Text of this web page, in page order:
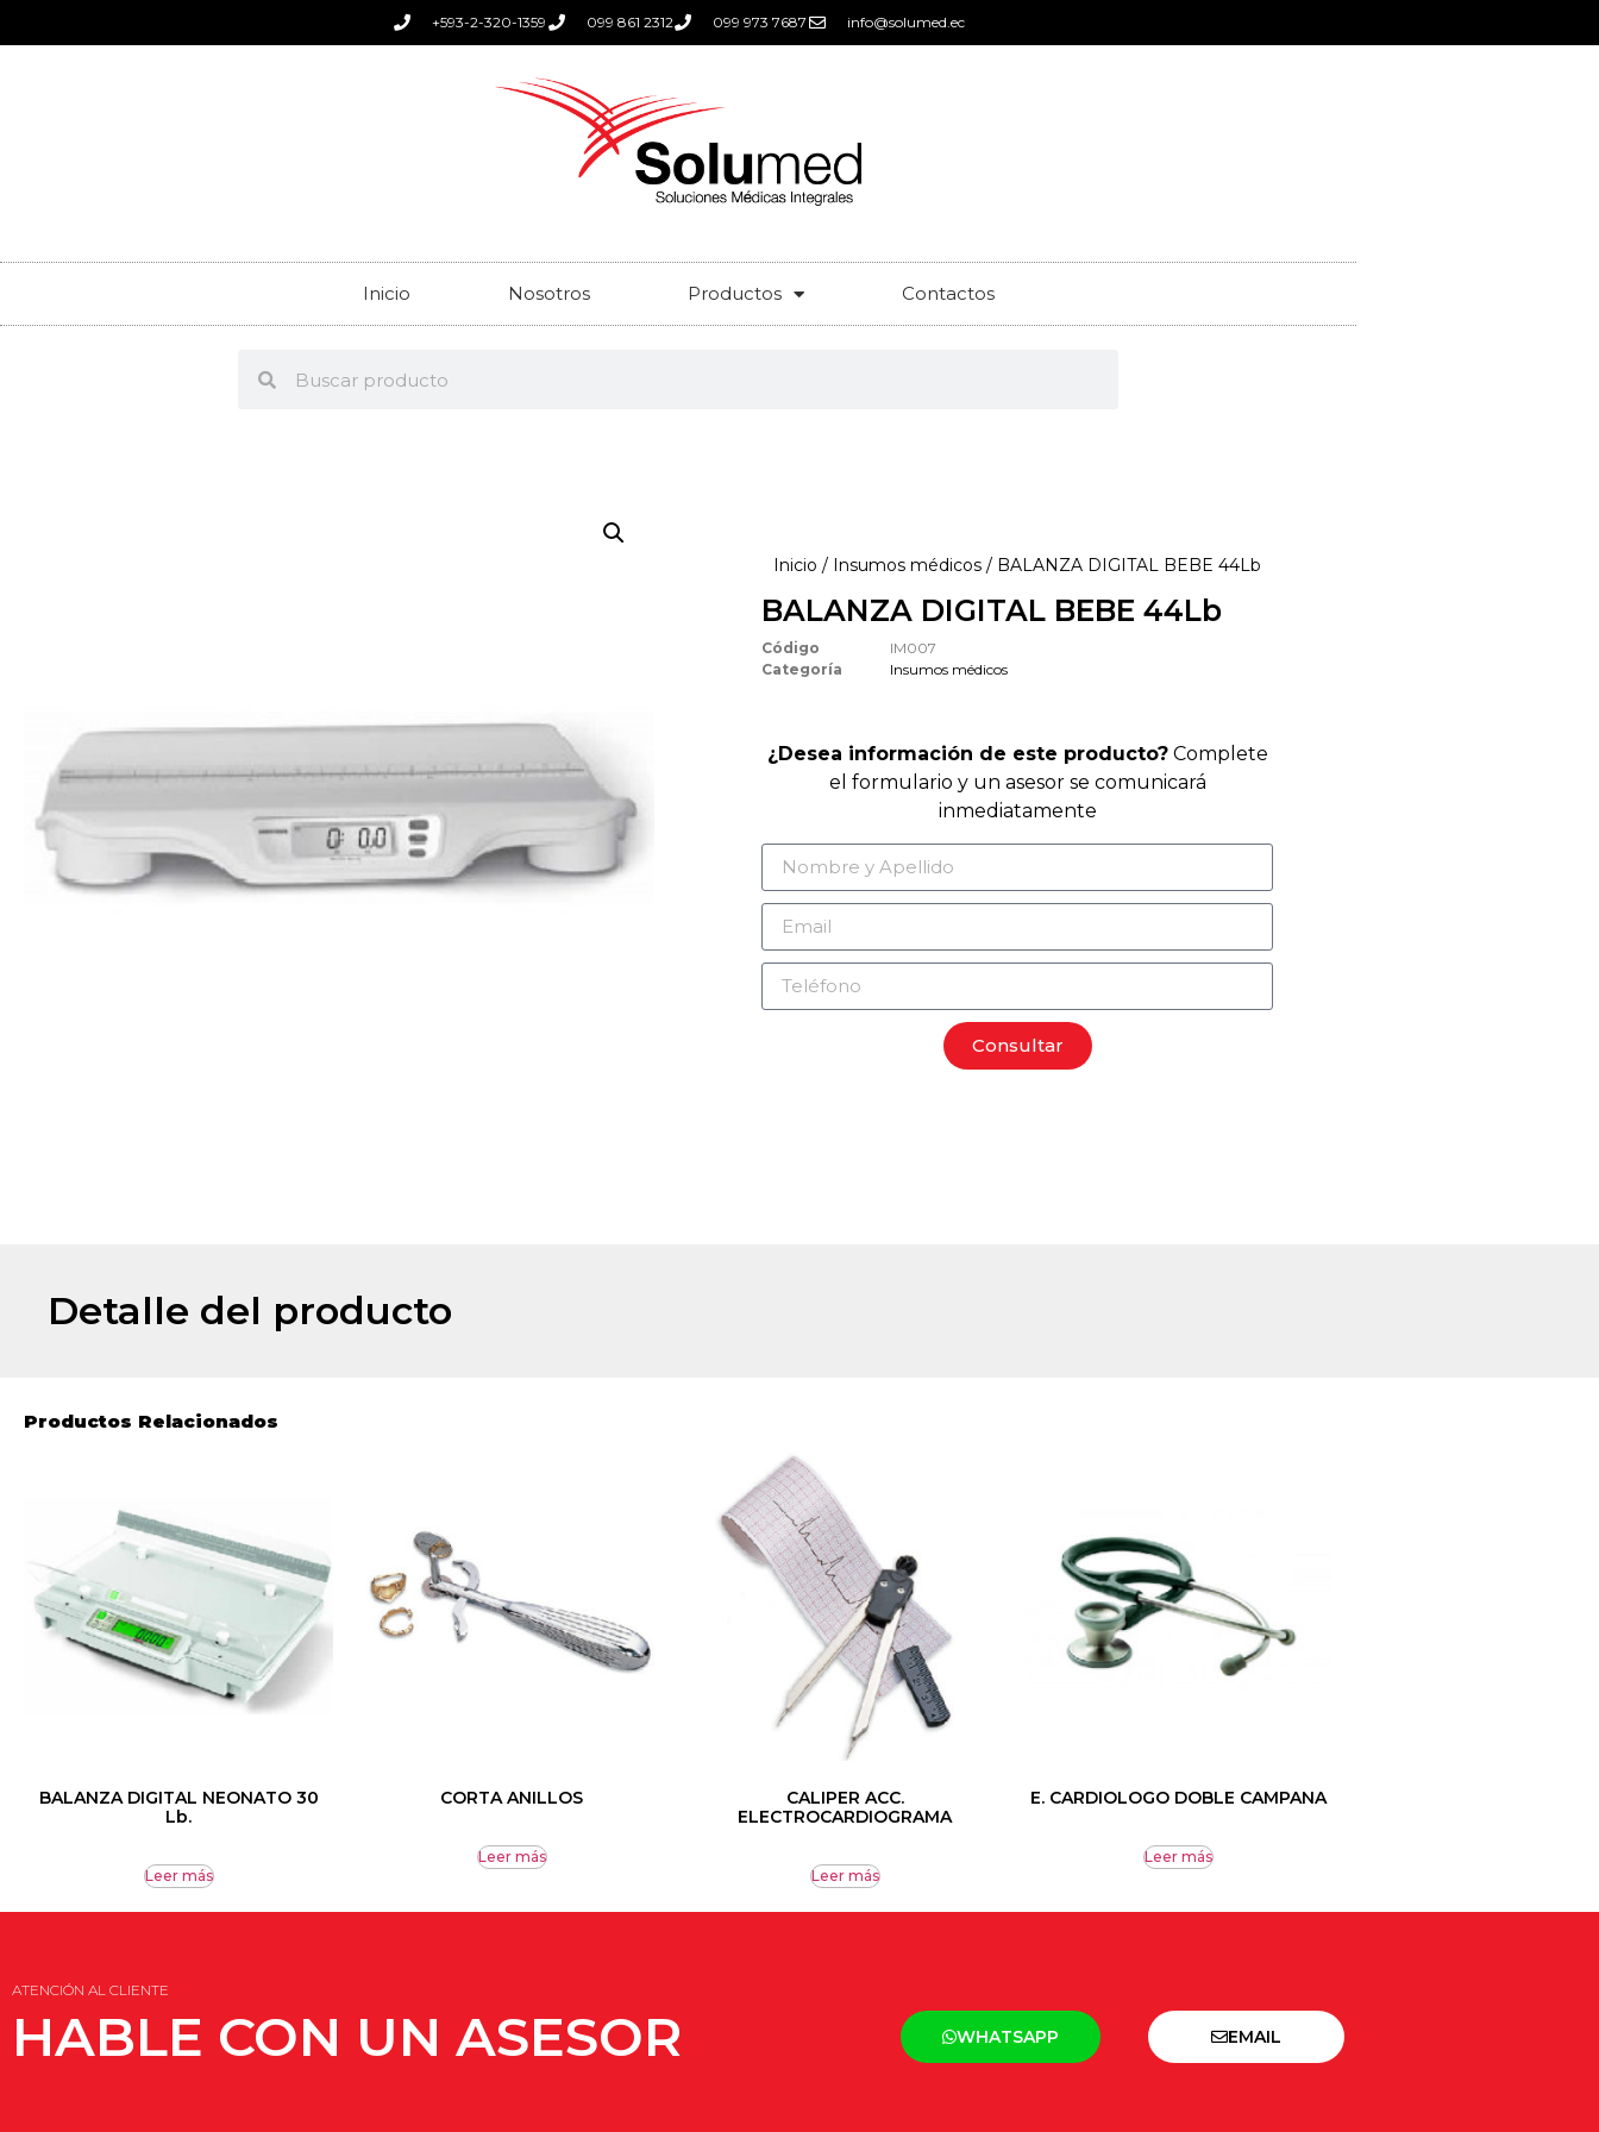
+593-2-320-1359 099 861 2312 099 973 7687 info@solumed.ec
Inicio Nosotros Productos Contactos
Inicio / Insumos médicos / BALANZA DIGITAL BEBE 44Lb
BALANZA DIGITAL BEBE 44Lb
Código
IM007
Categoría
Insumos médicos
¿Desea información de este producto?Complete
el formulario y un asesor se comunicará
inmediatamente
Consultar
Detalle del producto
Productos Relacionados
BALANZA DIGITAL NEONATO 30
Lb.
Leer más
CORTA ANILLOS
Leer más
CALIPER ACC.
ELECTROCARDIOGRAMA
Leer más
E. CARDIOLOGO DOBLE CAMPANA
Leer más
ATENCIÓN AL CLIENTE
HABLE CON UN ASESOR WHATSAPP EMAIL